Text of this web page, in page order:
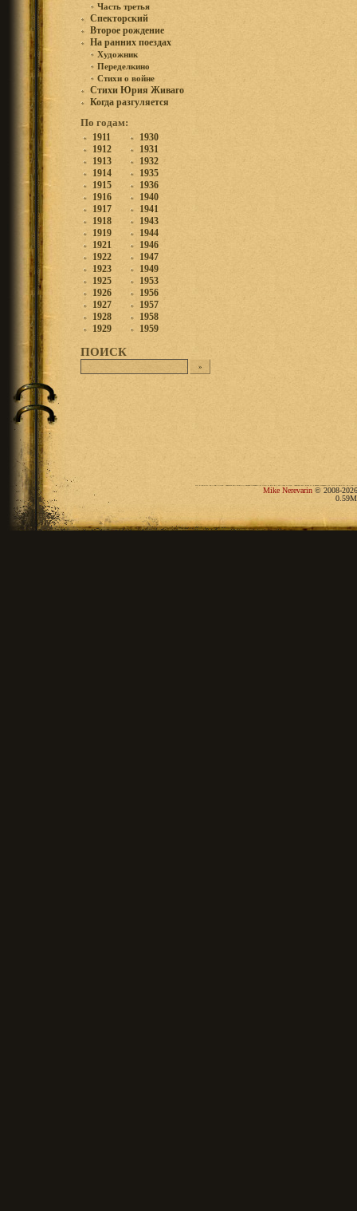
Часть третья
Спекторский
Второе рождение
На ранних поездах
Художник
Переделкино
Стихи о войне
Стихи Юрия Живаго
Когда разгуляется
По годам:
1911
1912
1913
1914
1915
1916
1917
1918
1919
1921
1922
1923
1925
1926
1927
1928
1929
1930
1931
1932
1935
1936
1940
1941
1943
1944
1946
1947
1949
1953
1956
1957
1958
1959
ПОИСК
Mike Nerevarin © 2008-